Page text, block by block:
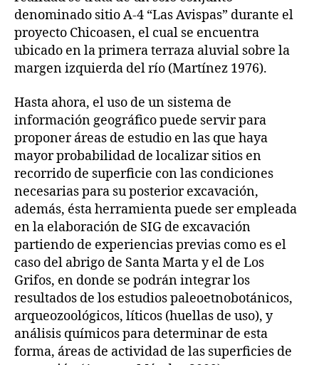
denominado sitio A-4 “Las Avispas” durante el
proyecto Chicoasen, el cual se encuentra
ubicado en la primera terraza aluvial sobre la
margen izquierda del río (Martínez 1976).
Hasta ahora, el uso de un sistema de
información geográfico puede servir para
proponer áreas de estudio en las que haya
mayor probabilidad de localizar sitios en
recorrido de superficie con las condiciones
necesarias para su posterior excavación,
además, ésta herramienta puede ser empleada
en la elaboración de SIG de excavación
partiendo de experiencias previas como es el
caso del abrigo de Santa Marta y el de Los
Grifos, en donde se podrán integrar los
resultados de los estudios paleoetnobotánicos,
arqueozoológicos, líticos (huellas de uso), y
análisis químicos para determinar de esta
forma, áreas de actividad de las superficies de